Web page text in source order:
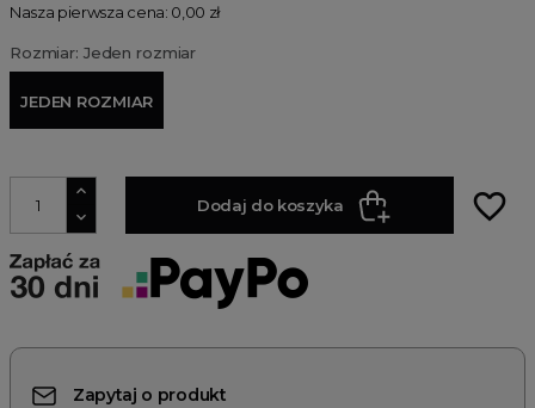
Nasza pierwsza cena: 0,00 zł
Rozmiar: Jeden rozmiar
JEDEN ROZMIAR
Dodaj do koszyka favorite_border
Zapytaj o produkt